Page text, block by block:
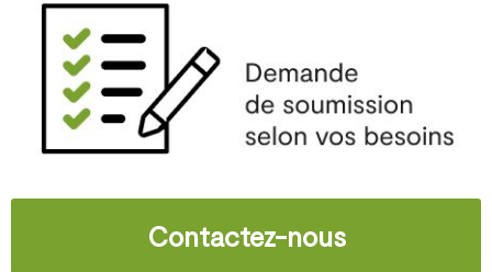
Contactez-nous